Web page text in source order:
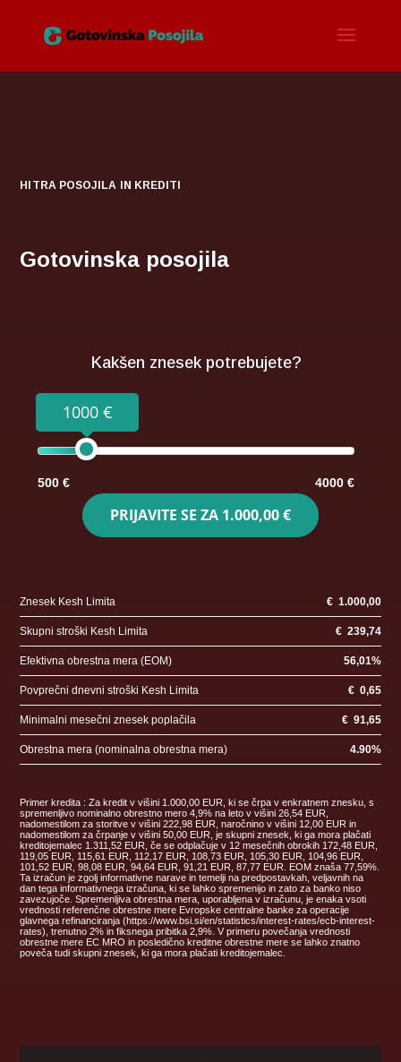
HITRA POSOJILA IN KREDITI
Gotovinska posojila
Kakšen znesek potrebujete?
1000 €
500 € 4000 €
PRIJAVITE SE ZA 1.000,00 €
Znesek Kesh Limita € 1.000,00
Skupni stroški Kesh Limita € 239,74
Efektivna obrestna mera (EOM) 56,01%
Povprečni dnevni stroški Kesh Limita € 0,65
Minimalni mesečni znesek poplačila € 91,65
Obrestna mera (nominalna obrestna mera) 4.90%
Primer kredita : Za kredit v višini 1.000,00 EUR, ki se črpa v enkratnem znesku, s
spremenljivo nominalno obrestno mero 4,9% na leto v višini 26,54 EUR,
nadomestilom za storitve v višini 222,98 EUR, naročnino v višini 12,00 EUR in
nadomestilom za črpanje v višini 50,00 EUR, je skupni znesek, ki ga mora plačati
kreditojemalec 1.311,52 EUR, če se odplačuje v 12 mesečnih obrokih 172,48 EUR,
119,05 EUR, 115,61 EUR, 112,17 EUR, 108,73 EUR, 105,30 EUR, 104,96 EUR,
101,52 EUR, 98,08 EUR, 94,64 EUR, 91,21 EUR, 87,77 EUR. EOM znaša 77,59%.
Ta izračun je zgolj informativne narave in temelji na predpostavkah, veljavnih na
dan tega informativnega izračuna, ki se lahko spremenijo in zato za banko niso
zavezujoče. Spremenljiva obrestna mera, uporabljena v izračunu, je enaka vsoti
vrednosti referenčne obrestne mere Evropske centralne banke za operacije
glavnega refinanciranja (https://www.bsi.si/en/statistics/interest-rates/ecb-interest-
rates), trenutno 2% in fiksnega pribitka 2,9%. V primeru povečanja vrednosti
obrestne mere EC MRO in posledično kreditne obrestne mere se lahko znatno
poveča tudi skupni znesek, ki ga mora plačati kreditojemalec.